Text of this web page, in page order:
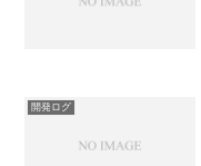
開発ログ